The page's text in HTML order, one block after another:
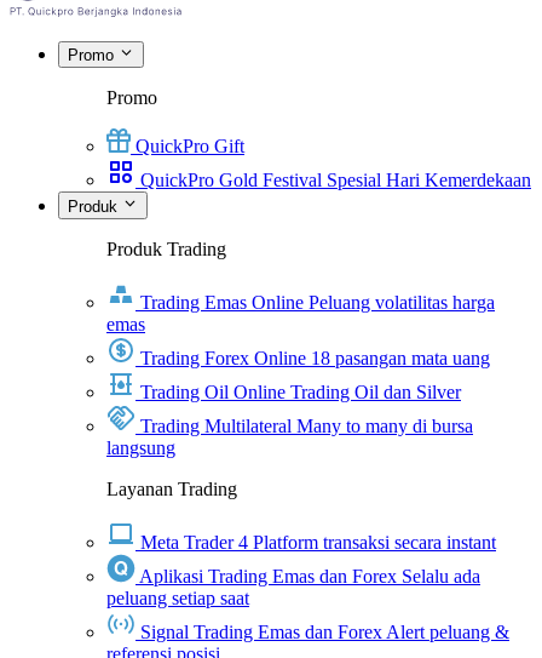
Promo
Promo
QuickPro Gift
QuickPro Gold Festival Spesial Hari Kemerdekaan
Produk
Produk Trading
Trading Emas Online Peluang volatilitas harga
emas
Trading Forex Online 18 pasangan mata uang
Trading Oil Online Trading Oil dan Silver
Trading Multilateral Many to many di bursa
langsung
Layanan Trading
Meta Trader 4 Platform transaksi secara instant
Aplikasi Trading Emas dan Forex Selalu ada
peluang setiap saat
Signal Trading Emas dan Forex Alert peluang &
referensi posisi